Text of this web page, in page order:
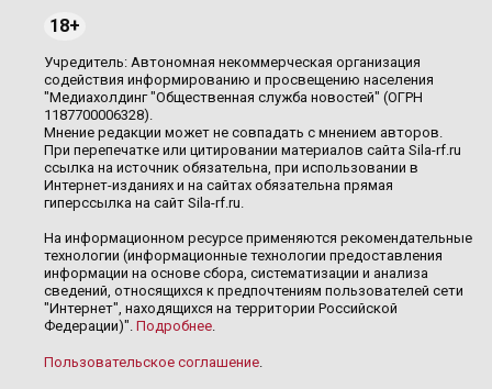
18+
Учредитель: Автономная некоммерческая организация
содействия информированию и просвещению населения
"Медиахолдинг "Общественная служба новостей" (ОГРН
1187700006328).
Мнение редакции может не совпадать с мнением авторов.
При перепечатке или цитировании материалов сайта Sila-rf.ru
ссылка на источник обязательна, при использовании в
Интернет-изданиях и на сайтах обязательна прямая
гиперссылка на сайт Sila-rf.ru.
На информационном ресурсе применяются рекомендательные
технологии (информационные технологии предоставления
информации на основе сбора, систематизации и анализа
сведений, относящихся к предпочтениям пользователей сети
"Интернет", находящихся на территории Российской
Федерации)". Подробнее.
Пользовательское соглашение.